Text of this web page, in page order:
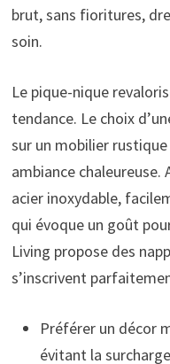
brut, sans fioritures,
soin.
Le pique-nique
tendance. Le choix
sur un mobilier
ambiance chaleureuse.
acier inoxydable,
qui évoque un goût
Living propose des
s’inscrivent
Préférer un décor
évitant la